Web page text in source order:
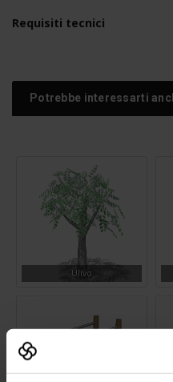
Requisiti tecnici
Potrebbe interessarti
Ulivo